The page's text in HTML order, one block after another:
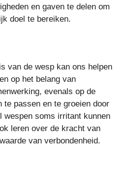
en gaven te delen om
doel te bereiken.
van de wesp kan ons helpen
op het belang van
evenals op de
te passen en te groeien door
wespen soms irritant kunnen
leren over de kracht van
van verbondenheid.